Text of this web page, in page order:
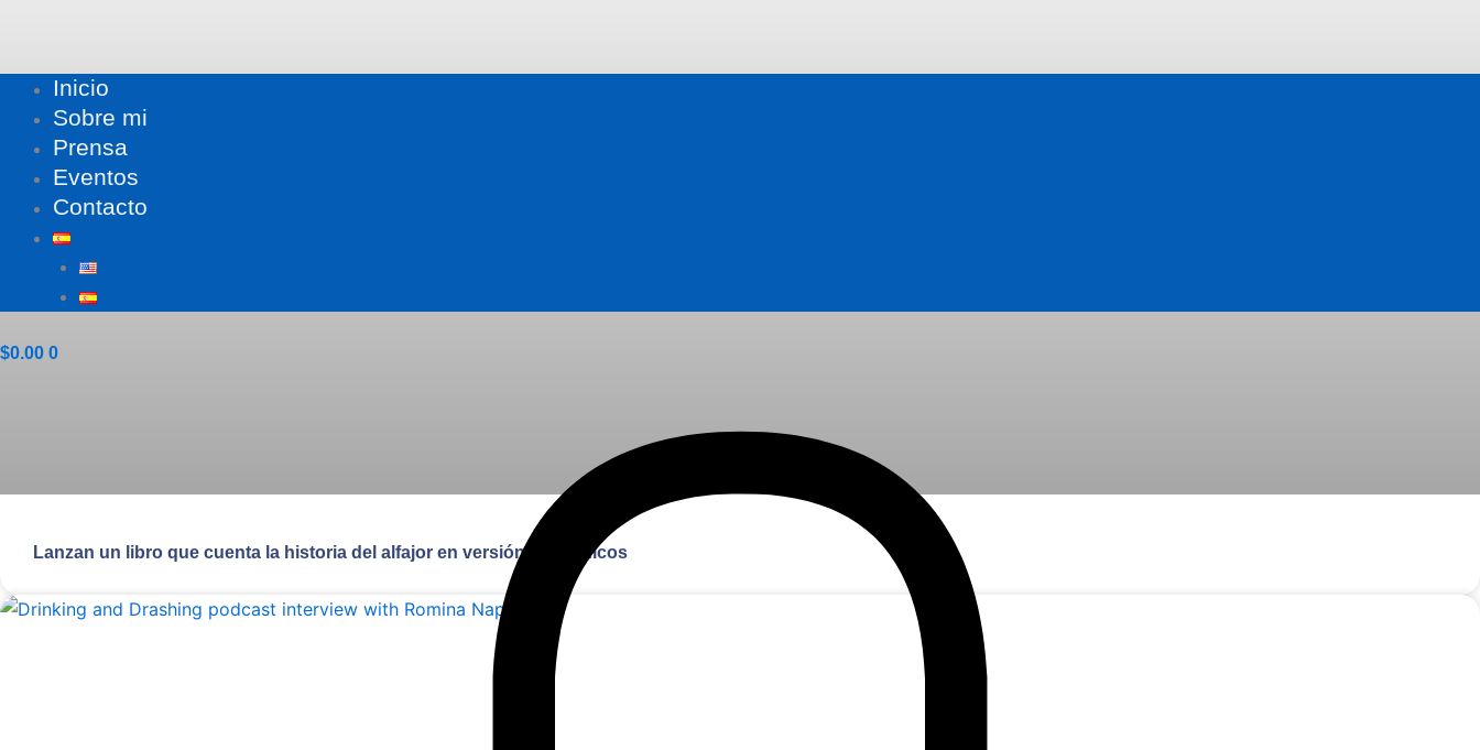
Inicio
Sobre mi
Prensa
Eventos
Contacto
$0.00 0
Lanzan un libro que cuenta la historia del alfajor en versión para chicos